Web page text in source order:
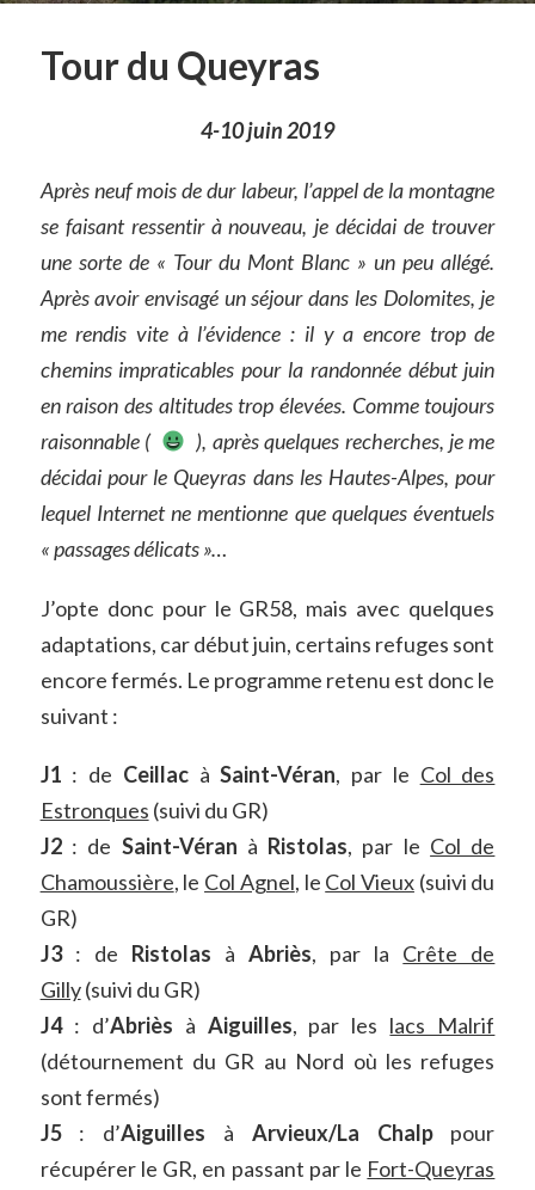
Tour du Queyras
4-10 juin 2019
Après neuf mois de dur labeur, l’appel de la montagne
se faisant ressentir à nouveau, je décidai de trouver
une sorte de « Tour du Mont Blanc » un peu allégé.
Après avoir envisagé un séjour dans les Dolomites, je
me rendis vite à l’évidence : il y a encore trop de
chemins impraticables pour la randonnée début juin
en raison des altitudes trop élevées. Comme toujours
raisonnable (
), après quelques recherches, je me
décidai pour le Queyras dans les Hautes-Alpes, pour
lequel Internet ne mentionne que quelques éventuels
« passages délicats »…
J’opte donc pour le GR58, mais avec quelques
adaptations, car début juin, certains refuges sont
encore fermés. Le programme retenu est donc le
suivant :
J1 : de CeillacàSaint-Véran, par le Col des
Estronques (suivi du GR)
J2: de Saint-Véran à Ristolas, par le Col de
Chamoussière, le Col Agnel, le Col Vieux(suivi du
GR)
J3: de Ristolas àAbriès, par la Crête de
Gilly(suivi du GR)
J4: d’Abriès à Aiguilles, par les lacs Malrif
(détournement du GR au Nord où les refuges
sont fermés)
J5: d’Aiguilles à Arvieux/La Chalppour
récupérer le GR, en passant par le Fort-Queyras